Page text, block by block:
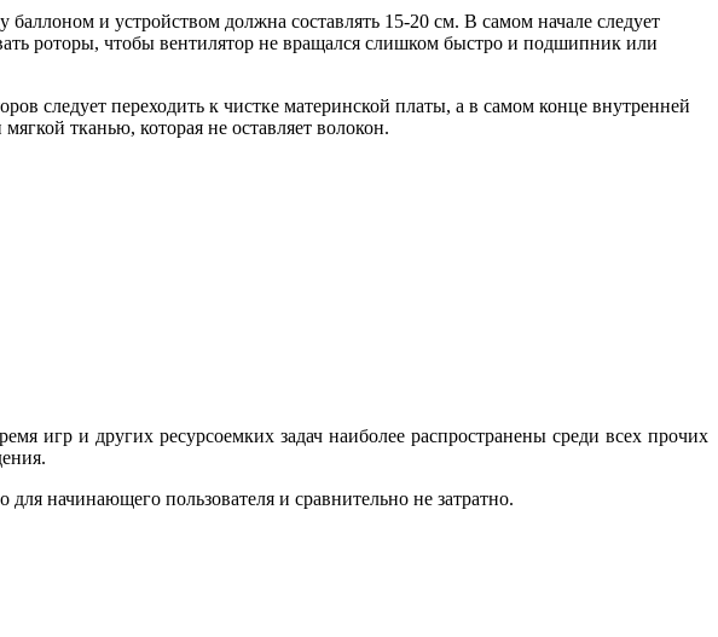
и устройством должна составлять 15-20 см. В самом начале следует
роторы, чтобы вентилятор не вращался слишком быстро и подшипник или
следует переходить к чистке материнской платы, а в самом конце внутренней
тканью, которая не оставляет волокон.
игр и других ресурсоемких задач наиболее распространены среди всех прочих
начинающего пользователя и сравнительно не затратно.